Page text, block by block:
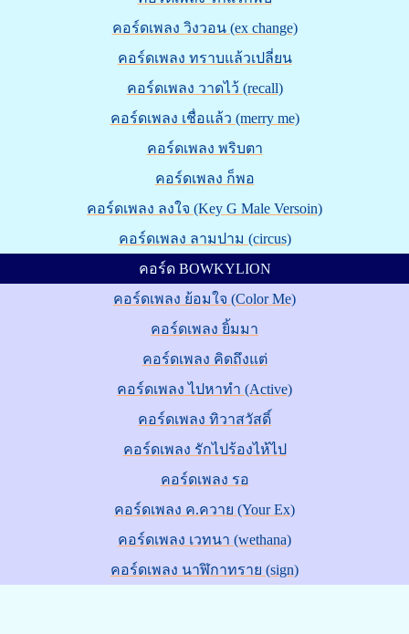
คอร์ดเพลง วิงวอน (ex change)
คอร์ดเพลง ทราบแล้วเปลี่ยน
คอร์ดเพลง วาดไว้ (recall)
คอร์ดเพลง เชื่อแล้ว (merry me)
คอร์ดเพลง พริบตา
คอร์ดเพลง ก็พอ
คอร์ดเพลง ลงใจ (Key G Male Versoin)
คอร์ดเพลง ลามปาม (circus)
คอร์ด BOWKYLION
คอร์ดเพลง ย้อมใจ (Color Me)
คอร์ดเพลง ยิ้มมา
คอร์ดเพลง คิดถึงแต่
คอร์ดเพลง ไปหาทำ (Active)
คอร์ดเพลง ทิวาสวัสดิ์
คอร์ดเพลง รักไปร้องไห้ไป
คอร์ดเพลง รอ
คอร์ดเพลง ค.ควาย (Your Ex)
คอร์ดเพลง เวทนา (wethana)
คอร์ดเพลง นาฬิกาทราย (sign)